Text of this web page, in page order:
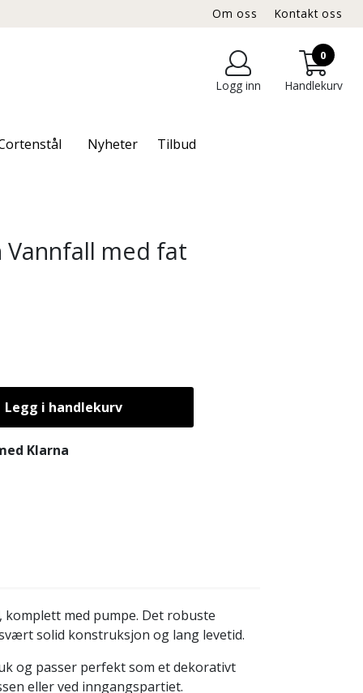
Om oss Kontakt oss
Logg inn
0
Handlekurv
Nyheter Tilbud
med fat
Legg i handlekurv
Klarna
med pumpe. Det robuste
solid konstruksjon og lang levetid.
og passer perfekt som et dekorativt
eller ved inngangspartiet.